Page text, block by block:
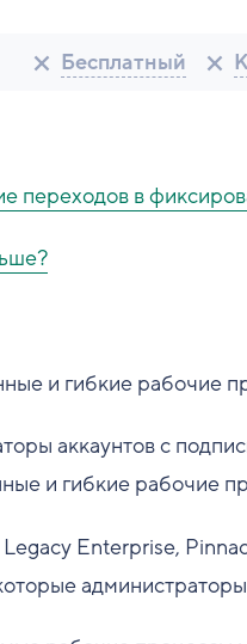
Бесплатный
переходов в
и гибкие рабочие
аккаунтов с
и гибкие рабочие
Legacy Enterprise,